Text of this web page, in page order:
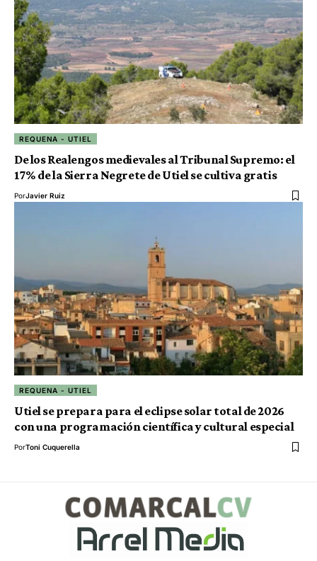
REQUENA - UTIEL
De los Realengos medievales al Tribunal Supremo: el
17% de la Sierra Negrete de Utiel se cultiva gratis
PorJavier Ruiz
REQUENA - UTIEL
Utiel se prepara para el eclipse solar total de 2026
con una programación científica y cultural especial
PorToni Cuquerella